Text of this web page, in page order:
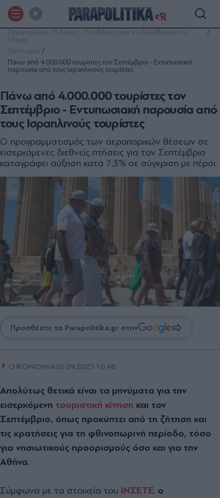
Παραπολιτικά | Ειδήσεις - Οι ειδήσεις από την Ελλάδα και τον
κόσμο
Οικονομία
Πάνω από 4.000.000 τουρίστες τον Σεπτέμβριο - Εντυπωσιακή
παρουσία από τους Ισραηλινούς τουρίστες
Πάνω από 4.000.000 τουρίστες τον
Σεπτέμβριο - Εντυπωσιακή παρουσία από
τους Ισραηλινούς τουρίστες
Ο προγραμματισμός των αεροπορικών θέσεων σε
εισερχόμενες διεθνείς πτήσεις για τον Σεπτέμβριο
καταγράφει αύξηση κατά 7,3% σε σύγκριση με πέρσι.
Προσθέστε το Parapolitika.gr στην
ΟΙΚΟΝΟΜΙΑ06.09.2023 10:48
Απολύτως θετικά είναι τα μηνύματα για την
εισερχόμενη τουριστική κίνηση και τον
Σεπτέμβριο, όπως προκύπτει από τη ζήτηση και
τις κρατήσεις για τη φθινοπωρινή περίοδο, τόσο
για νησιωτικούς προορισμούς όσο και για την
Αθήνα.
Σύμφωνα με τα στοιχεία του ΙΝΣΕΤΕ, ο